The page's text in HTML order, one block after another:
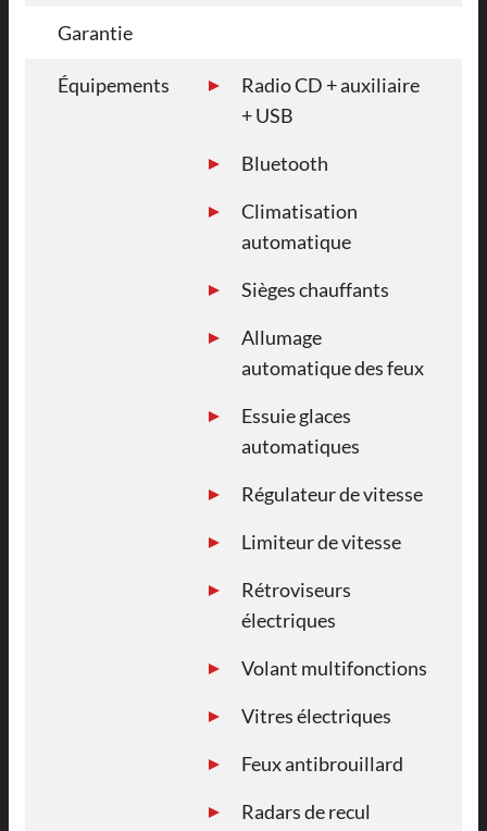
Garantie
Équipements
Radio CD + auxiliaire
+ USB
Bluetooth
Climatisation
automatique
Sièges chauffants
Allumage
automatique des feux
Essuie glaces
automatiques
Régulateur de vitesse
Limiteur de vitesse
Rétroviseurs
électriques
Volant multifonctions
Vitres électriques
Feux antibrouillard
Radars de recul